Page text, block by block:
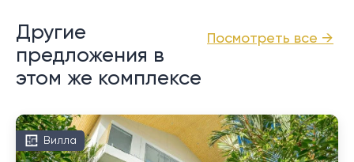
Посмотреть все →
Другие
предложения в
этом же комплексе
Вилла